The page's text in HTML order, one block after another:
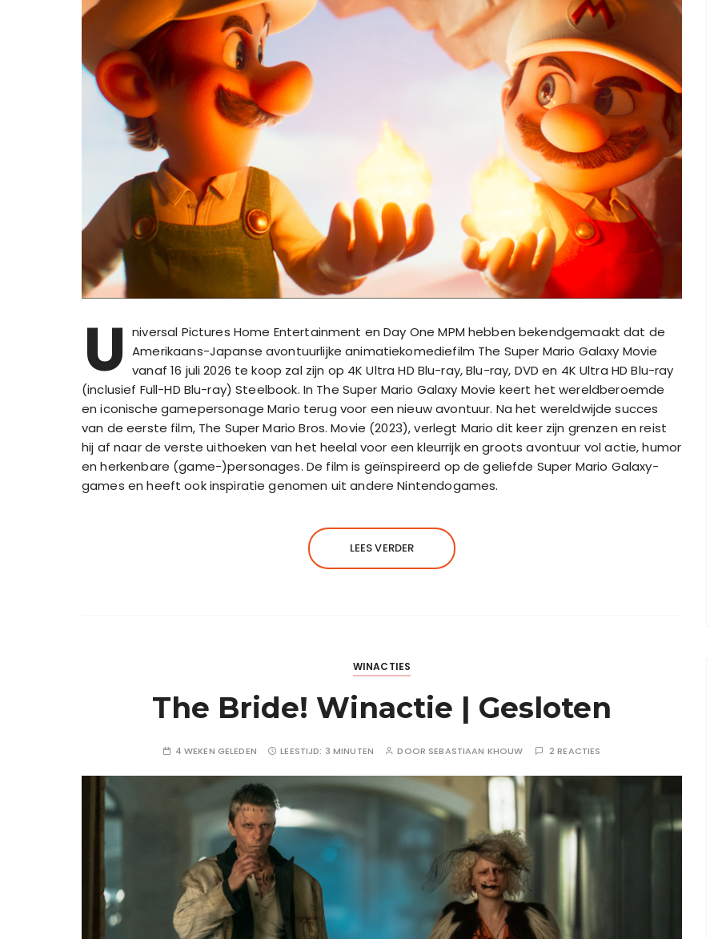
U niversal Pictures Home Entertainment en Day One MPM hebben bekendgemaakt dat de
Amerikaans-Japanse avontuurlijke animatiekomediefilm The Super Mario Galaxy Movie
vanaf 16 juli 2026 te koop zal zijn op 4K Ultra HD Blu-ray, Blu-ray, DVD en 4K Ultra HD Blu-ray
(inclusief Full-HD Blu-ray) Steelbook. In The Super Mario Galaxy Movie keert het wereldberoemde
en iconische gamepersonage Mario terug voor een nieuw avontuur. Na het wereldwijde succes
van de eerste film, The Super Mario Bros. Movie (2023), verlegt Mario dit keer zijn grenzen en reist
hij af naar de verste uithoeken van het heelal voor een kleurrijk en groots avontuur vol actie, humor
en herkenbare (game-)personages. De film is geïnspireerd op de geliefde Super Mario Galaxy-
games en heeft ook inspiratie genomen uit andere Nintendogames.
LEES VERDER
WINACTIES
The Bride! Winactie | Gesloten
4 WEKEN GELEDEN LEESTIJD: 3 MINUTEN DOOR SEBASTIAAN KHOUW 2 REACTIES